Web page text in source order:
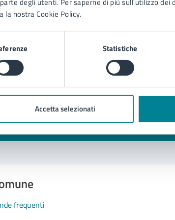
la nostra Cookie Policy.
Statistiche
Accetta selezionati
le informazioni su questa
5 stelle su 5
su 5
su 5
5
frequenti